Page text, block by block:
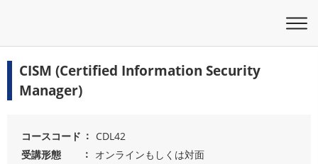
CISM (Certified Information Security
Manager)
コースコード
CDL42
受講形態
オンラインもしくは対面